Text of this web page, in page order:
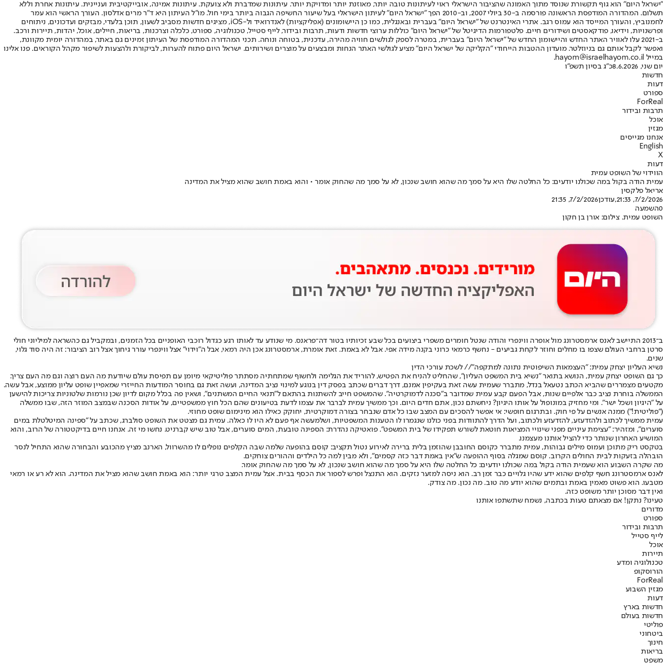
"ישראל היום" הוא גוף תקשורת שנוסד מתוך האמונה שהציבור הישראלי ראוי לעיתונות טובה יותר, מאוזנת יותר ומדויקת יותר. עיתונות שמדברת ולא צועקת. עיתונות אמינה, אובייקטיבית ועניינית. עיתונות אחרת וללא
תשלום. המהדורה המודפסת הראשונה פורסמה ב-30 ביולי 2007, וב-2010 הפך "ישראל היום" לעיתון הישראלי בעל שיעור החשיפה הגבוה ביותר בימי חול. מו"ל העיתון היא ד"ר מרים אדלסון. העורך הראשי הוא עמר
לחמנוביץ, והעורך המייסד הוא עמוס רגב. אתרי האינטרנט של "ישראל היום" בעברית ובאנגלית, כמו כן היישומונים (אפליקציות) לאנדרואיד ול-iOS, מציגים חדשות מסביב לשעון, תוכן בלעדי, מבזקים ועדכונים, ניתוחים
ופרשנויות, וידיאו, פודקאסטים ושידורים חיים. פלטפורמות הדיגיטל של "ישראל היום" כוללות ערוצי חדשות ודעות, תרבות ובידור, לייף סטייל, טכנולוגיה, ספורט, כלכלה וצרכנות, בריאות, חיילים, אוכל, יהדות, תיירות ורכב.
ב-2021 עלו לאוויר האתר החדש והיישומון החדש של "ישראל היום" בעברית, במטרה לספק לגולשים חוויה מהירה, עדכנית, בטוחה ונוחה. תכני המהדורה המודפסת של העיתון זמינים גם באתר, במהדורה יומית מקוונת,
ואפשר לקבל אותם גם בניוזלטר. מועדון ההטבות הייחודי "הקליקה של ישראל היום" מציע לגולשי האתר הנחות ומבצעים על מוצרים ושירותים. ישראל היום פתוח להערות, לביקורת ולהצעות לשיפור מקהל הקוראים. פנו אלינו
במייל hayom@israelhayom.co.il.
יום שני, 8.6.2026
כ"ג בסיון תשפ"ו
חדשות
דעות
ספורט
ForReal
תרבות ובידור
אוכל
מגזין
אנחנו מגייסים
English
X
דעות
הווידוי של השופט עמית
עמית הודה בקול במה שכולנו יודעים: כל החלטה שלו היא על סמך מה שהוא חושב שנכון, לא על סמך מה שהחוק אומר • והוא באמת חושב שהוא מציל את המדינה
אריאל פלקסין
7/2/2026, 21:33
,עודכן7/2/2026, 21:35
0השמעה
השופט עמית. צילום: אורן בן חקון
ב־2013 התיישב לאנס ארמסטרונג מול אופרה ווינפרי והודה שנטל חומרים משפרי ביצועים בכל שבע זכיותיו בטור דה־פראנס. מי שנודע עד לאותו רגע כגדול רוכבי האופניים בכל הזמנים, ובמקביל גם כהשראה למיליוני חולי
סרטן ברחבי העולם שצפו בו מחלים וחוזר לקחת גביעים - נחשף כרמאי כרוני בקנה מידה אפי. אבל לא באמת. זאת אומרת, ארמסטרונג אכן היה רמאי, אבל ה״וידוי״ אצל ווינפרי עורר גיחוך אצל רוב הציבור: זה היה סוד גלוי,
שנים.
נשיא העליון יצחק עמית: "העצמאות השיפוטית נתונה למתקפה"// לשכת עורכי הדין
כך גם השופט יצחק עמית, הנושא בתואר ״נשיא בית המשפט העליון״, שהחליט להניח את הפטיש, להוריד את הגלימה ולחשוף שמתחתיה מסתתר פוליטיקאי מיומן עם תפיסת עולם שיודעת מה העם רוצה וגם מה העם צריך.
מקטעים מצמררים שהביא הכתב נטעאל בנדל, מתברר שעמית עשה זאת בעקיפין אמנם, דרך דברים שכתב בפסק דין בנוגע למינוי נציב המדינה, ועשה זאת גם בחוסר המודעות החייזרי שמאפיין שופט עליון ממוצע, אבל עשה.
הממשלה בוחרת נציב כבר אלפיים שנות, אבל הפעם קבע עמית שמדובר ב״סכנה לדמוקרטיה״. שהמשפט חייב להשתנות בהתאם ל״תנאי החיים המשתנים״, ושאין פה בכלל מקום לדיון שכן נורמות שלטוניות צריכות להישען
על "היגיון ושכל ישר". ומי מחזיק במונופול על אותו היגיון? ניחשתם נכון, אתם חדים היום. וכך ממשיך עמית לברבר את עצמו לדעת בטיעונים שהם הכל חוץ ממשפטיים, על אודות הסכנה שבמצב המוזר הזה, שבו ממשלה
(״פוליטית!״) ממנה אנשים על פי חוק. ובתרגום חופשי: אי אפשר להסכים עם המצב שבו כל אדם שנבחר בצורה דמוקרטית, יחוקק כאילו הוא מינימום שופט מחוזי.
עמית ממשיך לכתוב ולהזדעזע, להזדעזע ולכתוב, ועל הדרך להתוודות בפני כולנו שנגמרו לו הטענות המשפטיות, ושלמעשה אף פעם לא היו לו כאלה. עמית גם מצטט את השופט סולברג, שכתב על ״ספינה המיטלטלת במים
סוערים״, ומזהיר: "עצימת עיניים מפני שינויי המציאות חוטאת לשורש תפקידו של בית המשפט״. פואטיקה נהדרת: הספינה טובעת, המים סוערים, אבל טוב שיש קברניט. נחשו מי זה. אנחנו חיים בדיקטטורה של הרוב, והוא
המושיע האחרון שנותר כדי להציל אותנו מעצמנו.
בטקסט ריק מתוכן ועמוס מילים גבוהות, עמית מתברר כקוסם החובבן שהוזמן בלית ברירה לאירוע נטול תקציב: קוסם בהופעה שלמה שבה הקלפים נופלים לו מהשרוול, הארנב מציץ מהכובע והבחורה שהוא התחיל לנסר
הובהלה בזעקות לבית החולים הקרוב. קוסם שמגלה בסוף ההופעה ש״אין באמת דבר כזה קסמים״, ולא מבין למה כל הילדים וההורים צוחקים.
מה שקרה השבוע הוא שעמית הודה בקול במה שכולנו יודעים: כל החלטה שלו היא על סמך מה שהוא חושב שנכון, לא על סמך מה שהחוק אומר.
לאנס ארמסטרונג חשף קלפים שהוא ידע שהיו גלויים כבר זמן רב. הוא ניסה למזער נזקים. הוא התנצל ופרש לספור את הכסף בבית. אצל עמית המצב טרגי יותר: הוא באמת חושב שהוא מציל את המדינה. הוא לא רע או רמאי
מטבעו. הוא פשוט מאמין באמת ובתמים שהוא יודע מה טוב. מה נכון. מה צודק.
ואין דבר מסוכן יותר משופט כזה.
טעינו? נתקן! אם מצאתם טעות בכתבה, נשמח שתשתפו אותנו
מדורים
ספורט
תרבות ובידור
לייף סטייל
אוכל
תיירות
טכנולוגיה ומדע
הורוסקופ
ForReal
מגזין השבוע
דעות
חדשות בארץ
חדשות בעולם
פוליטי
ביטחוני
חינוך
בריאות
משפט